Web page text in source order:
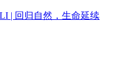
| 回归自然，生命延续